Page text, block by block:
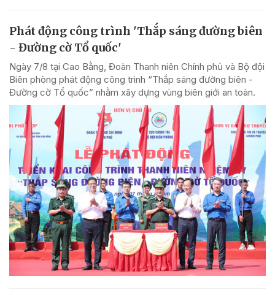
Phát động công trình 'Thắp sáng đường biên
- Đường cờ Tổ quốc'
Ngày 7/8 tại Cao Bằng, Đoàn Thanh niên Chính phủ và Bộ đội
Biên phòng phát động công trình “Thắp sáng đường biên -
Đường cờ Tổ quốc” nhằm xây dựng vùng biên giới an toàn.